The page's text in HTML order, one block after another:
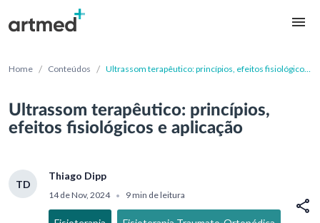
Home / Conteúdos / Ultrassom terapêutico: princípios, efeitos fisiológicos
Ultrassom terapêutico: princípios,
efeitos fisiológicos e aplicação
TD
Thiago Dipp
14 de Nov, 2024 • 9 min de leitura